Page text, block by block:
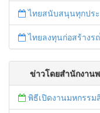
ไทยสนับสนุนทุกประเทศมีการพัฒนาอย่า
ไทยลงทุนก่อสร้างรถไฟคว
ข่าวโดยสำนักงาน
พิธีเปิดงานมหกรรมสินค้าท้องถิ่น ของกินพื้นบ้าน งานสรง